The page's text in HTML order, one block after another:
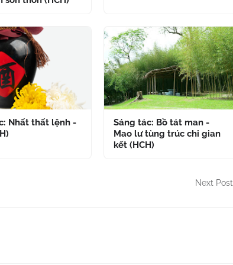
Nhất thất lệnh -
Sáng tác: Bồ tát man -
Mao lư tùng trúc chi gian
kết (HCH)
Next Post